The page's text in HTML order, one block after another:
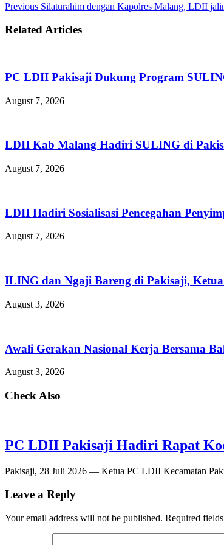
Previous Silaturahim dengan Kapolres Malang, LDII
Related Articles
PC LDII Pakisaji Dukung Program
August 7, 2026
LDII Kab Malang Hadiri SULING di
August 7, 2026
LDII Hadiri Sosialisasi Pencegahan
August 7, 2026
ILING dan Ngaji Bareng di Pakisaji,
August 3, 2026
Awali Gerakan Nasional Kerja Bersama
August 3, 2026
Check Also
PC LDII Pakisaji Hadiri Rapat
Pakisaji, 28 Juli 2026 — Ketua PC LDII Kecamatan
Leave a Reply
Your email address will not be published. Required